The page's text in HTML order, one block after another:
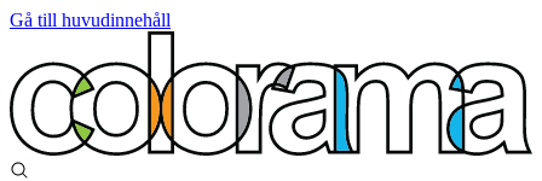
Gå till huvudinnehåll